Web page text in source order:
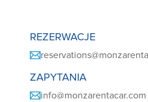
REZERWACJE
ZAPYTANIA
info@monzarentacar.com